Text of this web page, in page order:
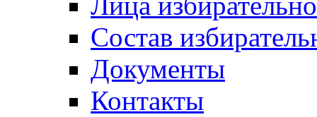
Состав
Документы
Контакты